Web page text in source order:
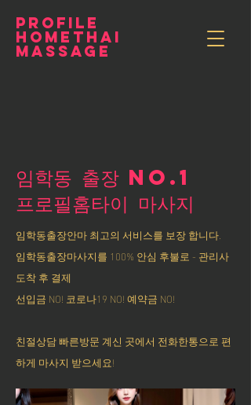
PROFILE
HOMETHAI
MASSAGE
임학동 출장 NO.1
​프로필홈타이 마사지
임학동출장안마 최고의 서비스를 보장 합니다.
임학동출장마사지를 100% 안심 후불로 - 관리사
도착 후 결제
선입금 NO! 코로나19 NO! 예약금 NO!
친절상담 빠른방문 계신 곳에서 전화한통으로 편
하게 마사지 받으세요!